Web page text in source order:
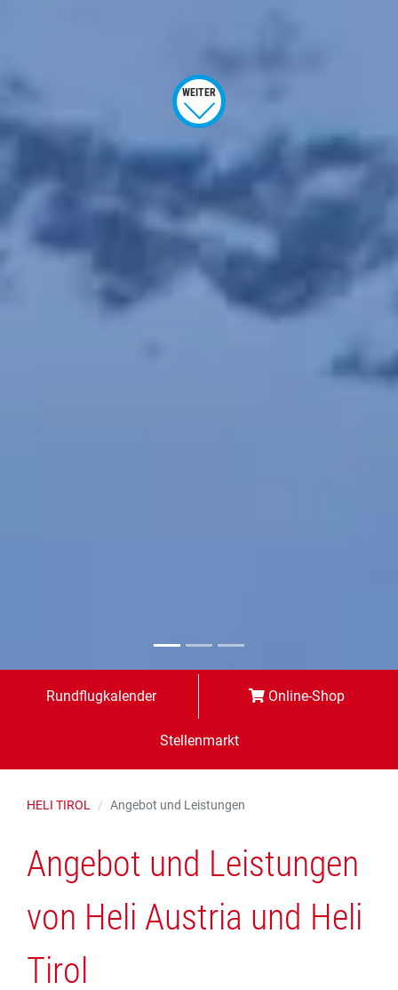
WEITER
Rundflugkalender Online-Shop
Stellenmarkt
HELI TIROL Angebot und Leistungen
Angebot und Leistungen
von Heli Austria und Heli
Tirol